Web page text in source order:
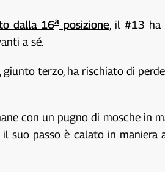
dalla 16aposizione , il #13
a sé.
giunto terzo, ha rischiato di
con un pugno di mosche in
suo passo è calato in maniera